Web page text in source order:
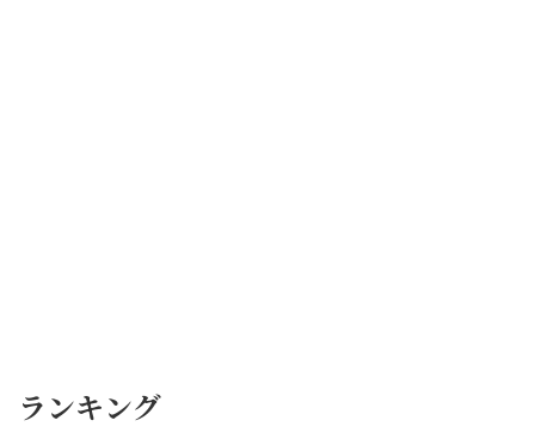
ランキング